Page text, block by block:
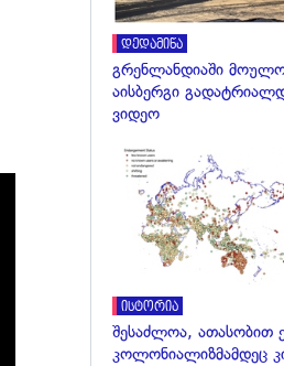
დედამიწა
გრენლანდიაში
აისბერგი
ვიდეო
ისტორია
შესაძლოა, ათასობით
კოლონიალიზმამდეც